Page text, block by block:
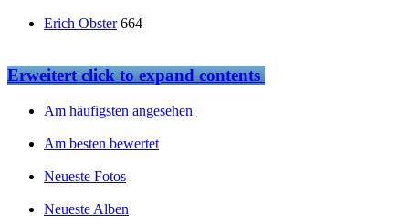
Erich Obster 664
Erweitertclick to expand contents
Am häufigsten angesehen
Am besten bewertet
Neueste Fotos
Neueste Alben